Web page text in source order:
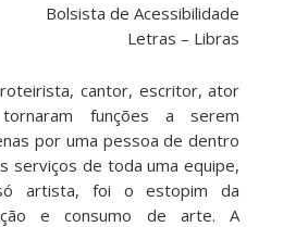
Bolsista de Acessibilidade
Letras – Libras
cantor, escritor, ator
funções a serem
por uma pessoa de dentro
serviços de toda uma equipe,
artista, foi o estopim da
e consumo de arte. A